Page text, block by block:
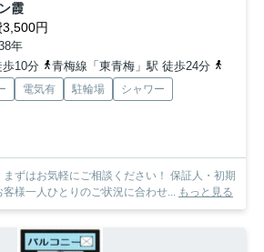
霞
円
年
10分
青梅線「東青梅」駅 徒歩24分
電気有 駐輪場
シャワー
お気軽にご相談ください！ 保証人・初期
様一人ひとりのご状況に合わせ... もっと見る